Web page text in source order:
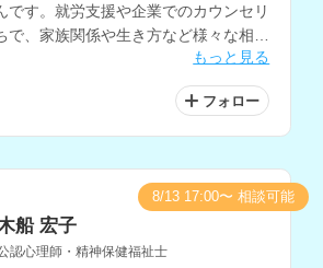
です。就労支援や企業でのカウンセリ
で、家族関係や生き方など様々な相談
もっと見る
フォロー
船 宏子
認心理師・精神保健福祉士
8/13 17:00〜 相談可能